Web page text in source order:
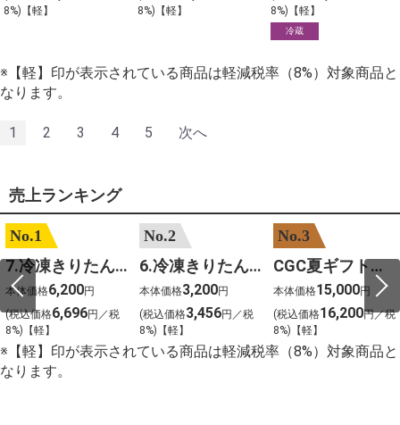
8%)【軽】
8%)【軽】
8%)【軽】
冷蔵
※【軽】印が表示されている商品は軽減税率（8%）対象商品と
なります。
1 2 3 4 5 次へ
売上ランキング
No.1
7.冷凍きりたんぽセットM 野菜なし 4人前
本体価格6,200円
(税込価格6,696円／税
8%)【軽】
No.2
6.冷凍きりたんぽセットＳ 野菜なし 2人前
本体価格3,200円
(税込価格3,456円／税
8%)【軽】
No.3
CGC夏ギフト【1101】和牛苑 神戸牛・三田和牛食べ比べ(680g)
本体価格15,000円
(税込価格16,200円／税
8%)【軽】
※【軽】印が表示されている商品は軽減税率（8%）対象商品と
なります。